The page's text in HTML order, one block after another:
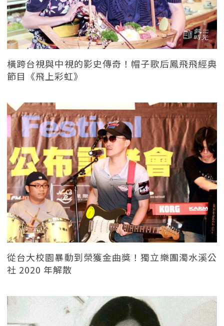
橫跨台視與中視的影史傳奇！帽子歌后鳳飛飛經典
節目《飛上彩虹》
從台大校園暴動到榮獲金曲獎！獨立樂團濁水溪公
社 2020 年解散